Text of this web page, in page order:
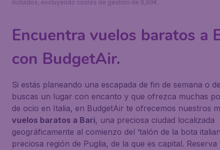
incluidos, excluyendo costes de gestión de 9,99€.
Encuentra vuelos baratos a
con BudgetAir.
Si estás planeando una escapada de fin de semana o
buscas un lugar con encanto y que ofrezca muchas
de ocio en Italia, en BudgetAir te ofrecemos nuestros
vuelos baratos a Bari, una preciosa ciudad localizada
geográficamente al comienzo del ‘talón de la bota
preciosa región de Puglia, de la que es capital.